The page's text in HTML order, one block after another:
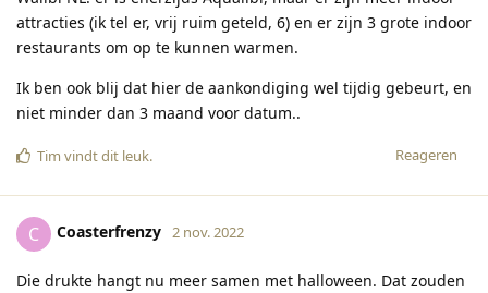
attracties (ik tel er, vrij ruim geteld, 6) en er zijn 3 grote indoor
restaurants om op te kunnen warmen.
Ik ben ook blij dat hier de aankondiging wel tijdig gebeurt, en
niet minder dan 3 maand voor datum..
Reageren
Tim vindt dit leuk.
C Coasterfrenzy 2 nov. 2022
Die drukte hangt nu meer samen met halloween. Dat zouden